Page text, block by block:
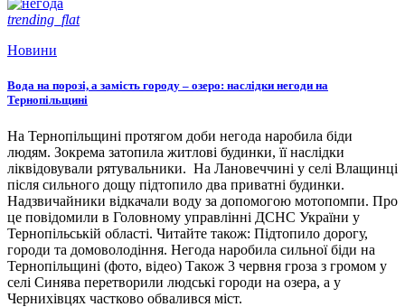
trending_flat
Новини
Вода на порозі, а замість городу – озеро: наслідки негоди на
Тернопільщині
На Тернопільщині протягом доби негода наробила біди
людям. Зокрема затопила житлові будинки, її наслідки
ліквідовували рятувальники. На Лановеччині у селі Влащинці
після сильного дощу підтопило два приватні будинки.
Надзвичайники відкачали воду за допомогою мотопомпи. Про
це повідомили в Головному управлінні ДСНС України у
Тернопільській області. Читайте також: Підтопило дорогу,
городи та домоволодіння. Негода наробила сильної біди на
Тернопільщині (фото, відео) Також 3 червня гроза з громом у
селі Синява перетворили людські городи на озера, а у
Чернихівцях частково обвалився міст.